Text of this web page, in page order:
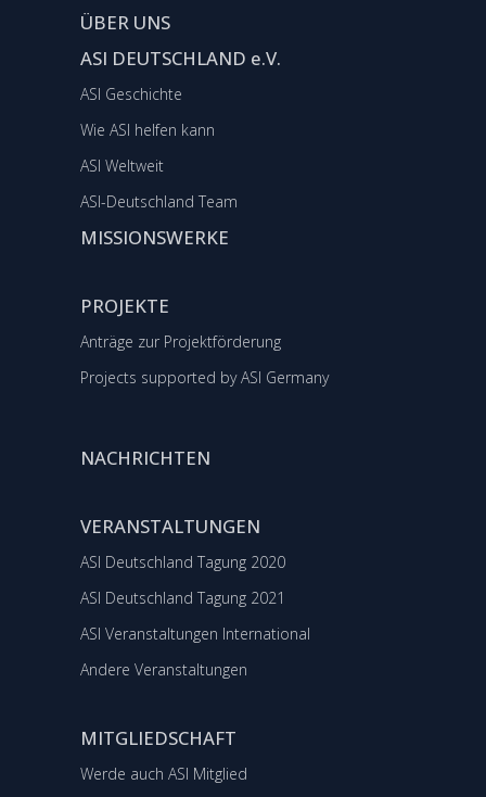
ÜBER UNS
ASI DEUTSCHLAND e.V.
ASI Geschichte
Wie ASI helfen kann
ASI Weltweit
ASI-Deutschland Team
MISSIONSWERKE
PROJEKTE
Anträge zur Projektförderung
Projects supported by ASI Germany
NACHRICHTEN
VERANSTALTUNGEN
ASI Deutschland Tagung 2020
ASI Deutschland Tagung 2021
ASI Veranstaltungen International
Andere Veranstaltungen
MITGLIEDSCHAFT
Werde auch ASI Mitglied